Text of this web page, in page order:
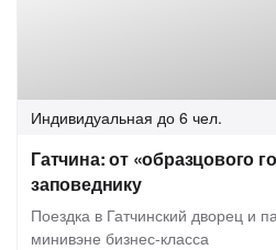
Индивидуальная до 6 чел.
Гатчина: от «образцового
заповеднику
Поездка в Гатчинский дворец и
минивэне бизнес-класса